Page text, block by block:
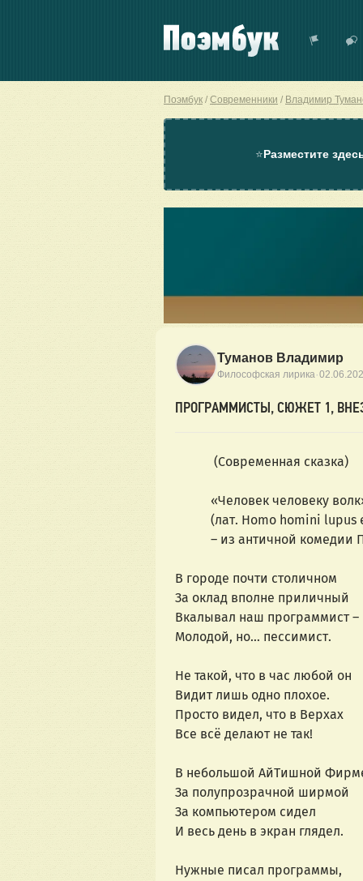
Поэмбук Современники Владимир
⭐Разместите
Туманов Владимир
Философская лирика·
ПРОГРАММИСТЫ, СЮЖЕТ 1,
            (Современная сказка)
«Человек человеку
(лат. Homo homini
– из античной
В городе почти столичном
За оклад вполне приличный
Вкалывал наш программист –
Молодой, но… пессимист.
Не такой, что в час любой он
Видит лишь одно плохое.
Просто видел, что в Верхах
Все всё делают не так!
В небольшой АйТишной
За полупрозрачной ширмой
За компьютером сидел
И весь день в экран глядел.
Нужные писал программы,